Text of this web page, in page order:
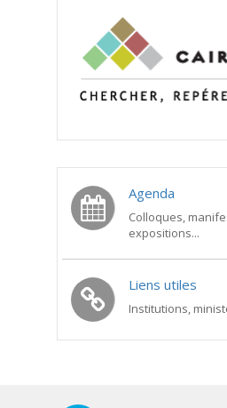
Agenda
Colloques,
expositions...
Liens utiles
Institutions,